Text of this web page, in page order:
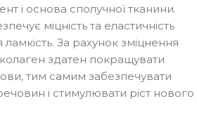
і основа сполучної тканини.
міцність та еластичність
За рахунок зміцнення
здатен покращувати
тим самим забезпечувати
і стимулювати ріст нового